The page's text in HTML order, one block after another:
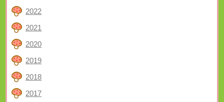
2022
2021
2020
2019
2018
2017